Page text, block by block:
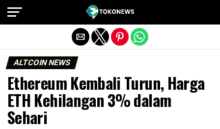
ALTCOIN NEWS
Ethereum Kembali Turun, Harga
ETH Kehilangan 3% dalam
Sehari
Exit mobile version